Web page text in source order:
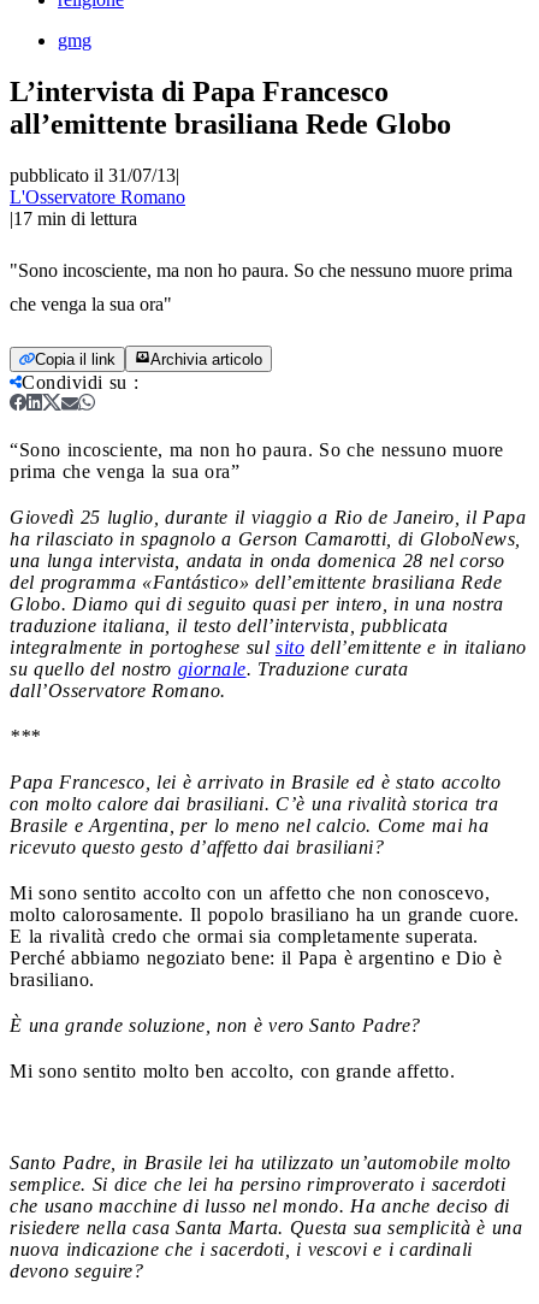
gmg
L’intervista di Papa Francesco
all’emittente brasiliana Rede Globo
pubblicato il 31/07/13|
L'Osservatore Romano
|17 min di lettura
"Sono incosciente, ma non ho paura. So che nessuno muore prima
che venga la sua ora"
Copia il link Archivia articolo
Condividi su :
“Sono incosciente, ma non ho paura. So che nessuno muore
prima che venga la sua ora”
Giovedì 25 luglio, durante il viaggio a Rio de Janeiro, il Papa
ha rilasciato in spagnolo a Gerson Camarotti, di GloboNews,
una lunga intervista, andata in onda domenica 28 nel corso
del programma «Fantástico» dell’emittente brasiliana Rede
Globo. Diamo qui di seguito quasi per intero, in una nostra
traduzione italiana, il testo dell’intervista, pubblicata
integralmente in portoghese sul sito dell’emittente e in italiano
su quello del nostro giornale. Traduzione curata
dall’Osservatore Romano.
***
Papa Francesco, lei è arrivato in Brasile ed è stato accolto
con molto calore dai brasiliani. C’è una rivalità storica tra
Brasile e Argentina, per lo meno nel calcio. Come mai ha
ricevuto questo gesto d’affetto dai brasiliani?
Mi sono sentito accolto con un affetto che non conoscevo,
molto calorosamente. Il popolo brasiliano ha un grande cuore.
E la rivalità credo che ormai sia completamente superata.
Perché abbiamo negoziato bene: il Papa è argentino e Dio è
brasiliano.
È una grande soluzione, non è vero Santo Padre?
Mi sono sentito molto ben accolto, con grande affetto.
Santo Padre, in Brasile lei ha utilizzato un’automobile molto
semplice. Si dice che lei ha persino rimproverato i sacerdoti
che usano macchine di lusso nel mondo. Ha anche deciso di
risiedere nella casa Santa Marta. Questa sua semplicità è una
nuova indicazione che i sacerdoti, i vescovi e i cardinali
devono seguire?